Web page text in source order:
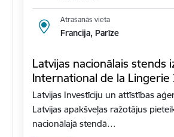
Atrašanās vieta
Francija, Parīze
Latvijas nacionālais stends
International de la Lingerie
Latvijas Investīciju un attīstības
Latvijas apakšveļas ražotājus
nacionālajā stendā…